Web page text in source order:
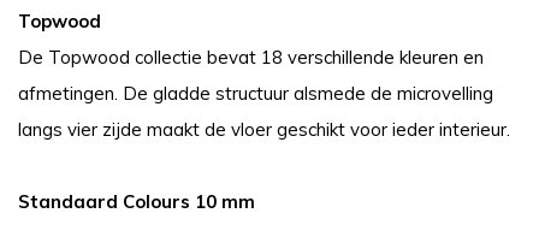
Topwood
De Topwood collectie bevat 18 verschillende kleuren en
afmetingen. De gladde structuur alsmede de microvelling
langs vier zijde maakt de vloer geschikt voor ieder interieur.
Standaard Colours 10 mm